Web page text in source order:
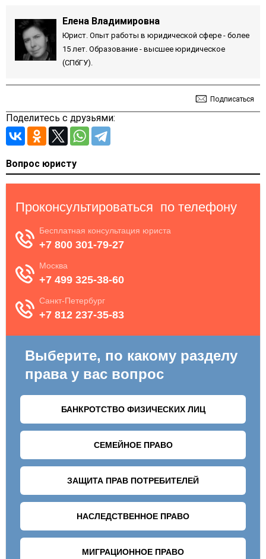
Елена Владимировна
Юрист. Опыт работы в юридической сфере - более
15 лет. Образование - высшее юридическое
(СПбГУ).
Подписаться
Поделитесь с друзьями:
Вопрос юристу